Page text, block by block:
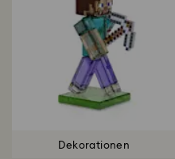
Dekorationen